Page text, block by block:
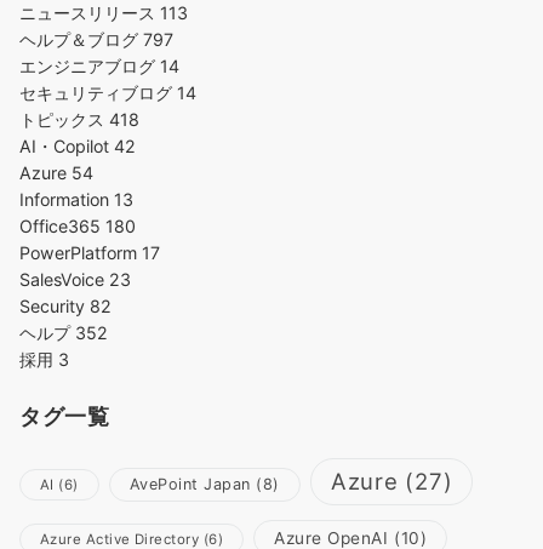
ニュースリリース 113
ヘルプ＆ブログ 797
エンジニアブログ 14
セキュリティブログ 14
トピックス 418
AI・Copilot 42
Azure 54
Information 13
Office365 180
PowerPlatform 17
SalesVoice 23
Security 82
ヘルプ 352
採用 3
タグ一覧
AI (6) AvePoint Japan (8) Azure (27)
Azure Active Directory (6) Azure OpenAI (10)